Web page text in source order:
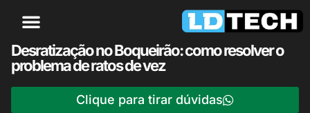
Desratização no Boqueirão: como resolver o
problema de ratos de vez
Clique para tirar dúvidas